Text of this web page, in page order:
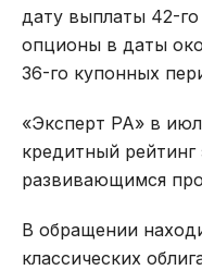
дату выплаты 42-
опционы в даты
36-го купонных
«Эксперт РА» в
кредитный
развивающимся
В обращении
классических